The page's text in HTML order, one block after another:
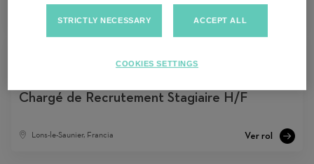
Chargé de Recrutement Stagiaire H/F
Lons-le-Saunier, Francia
STRICTLY NECESSARY ACCEPT ALL
COOKIES SETTINGS